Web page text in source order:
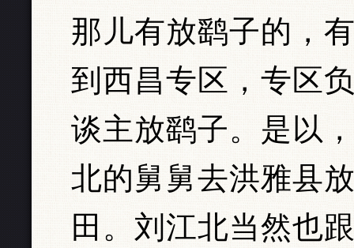
那儿有放鹞子的，
到西昌专区，专区
谈主放鹞子。是以
北的舅舅去洪雅县
田。刘江北当然也